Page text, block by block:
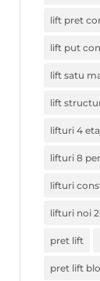
lift pret
lift put
lift satu
lift
lifturi 4
lifturi 8
lifturi
lifturi noi
pret lift
pret lift